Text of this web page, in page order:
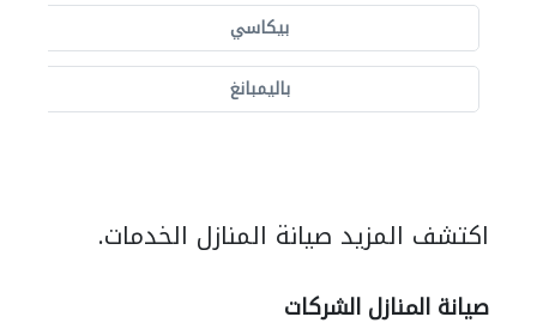
بيكاسي
باليمبانغ
اكتشف المزيد صيانة المنازل الخدمات.
صيانة المنازل الشركات